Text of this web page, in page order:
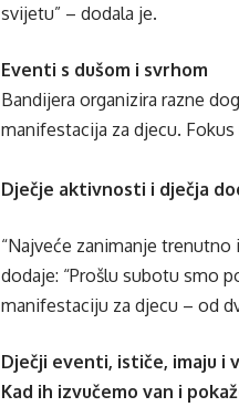
svijetu” – dodala je.
Eventi s dušom i svrhom
Bandijera organizira razne
manifestacija za djecu.
Dječje aktivnosti i dječja
“Najveće zanimanje
dodaje: “Prošlu subotu smo
manifestaciju za djecu – od
Dječji eventi, ističe, imaju i
Kad ih izvučemo van i